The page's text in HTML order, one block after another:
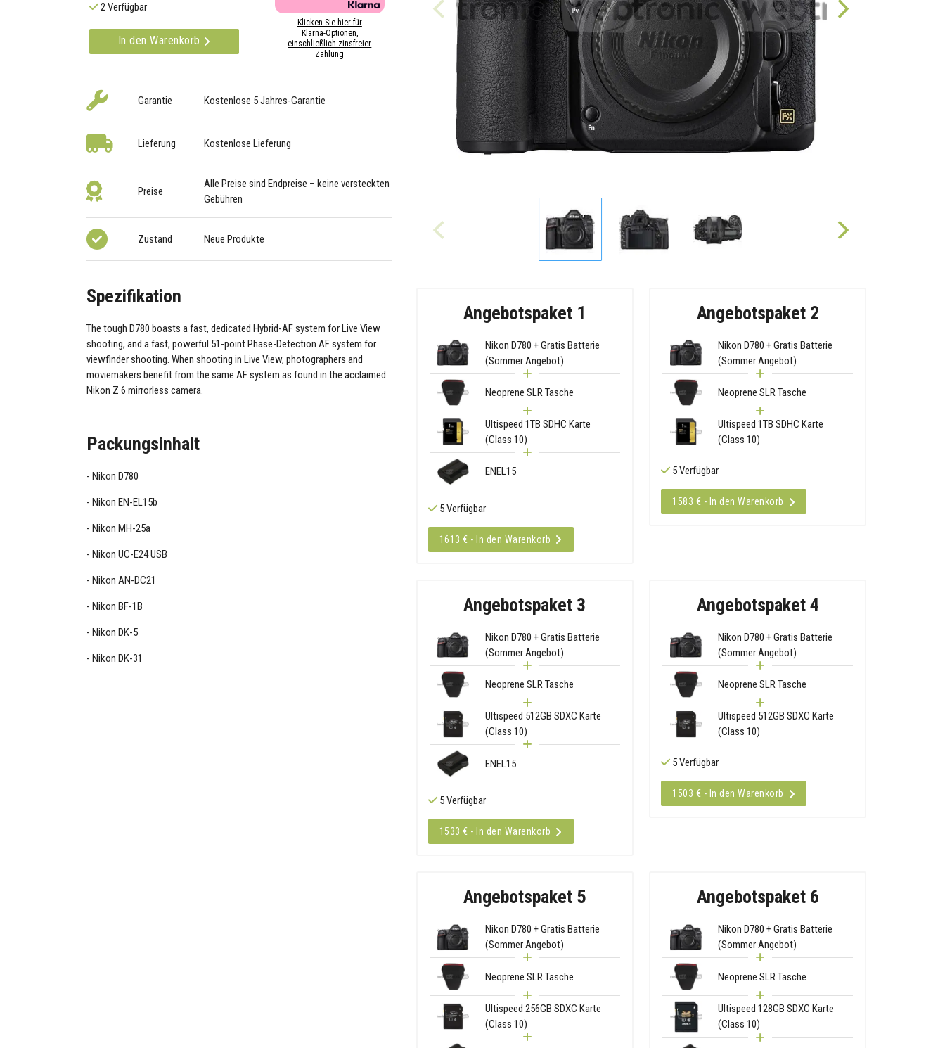
2 Verfügbar
In den Warenkorb
Klicken Sie hier für
Klarna-Optionen,
einschließlich zinsfreier
Zahlung
Garantie Kostenlose 5 Jahres-Garantie
Lieferung Kostenlose Lieferung
Preise
Alle Preise sind Endpreise – keine versteckten
Gebühren
Zustand Neue Produkte
Angebotspaket 1
Nikon D780 + Gratis Batterie
(Sommer Angebot)
Neoprene SLR Tasche
Ultispeed 1TB SDHC Karte
(Class 10)
ENEL15
5 Verfügbar
1613 € - In den Warenkorb
Angebotspaket 2
Nikon D780 + Gratis Batterie
(Sommer Angebot)
Neoprene SLR Tasche
Ultispeed 1TB SDHC Karte
(Class 10)
5 Verfügbar
1583 € - In den Warenkorb
Angebotspaket 3
Nikon D780 + Gratis Batterie
(Sommer Angebot)
Neoprene SLR Tasche
Ultispeed 512GB SDXC Karte
(Class 10)
ENEL15
5 Verfügbar
1533 € - In den Warenkorb
Angebotspaket 4
Nikon D780 + Gratis Batterie
(Sommer Angebot)
Neoprene SLR Tasche
Ultispeed 512GB SDXC Karte
(Class 10)
5 Verfügbar
1503 € - In den Warenkorb
Angebotspaket 5
Nikon D780 + Gratis Batterie
(Sommer Angebot)
Neoprene SLR Tasche
Ultispeed 256GB SDXC Karte
(Class 10)
Angebotspaket 6
Nikon D780 + Gratis Batterie
(Sommer Angebot)
Neoprene SLR Tasche
Ultispeed 128GB SDXC Karte
(Class 10)
Spezifikation
The tough D780 boasts a fast, dedicated Hybrid-AF system for Live View
shooting, and a fast, powerful 51-point Phase-Detection AF system for
viewfinder shooting. When shooting in Live View, photographers and
moviemakers benefit from the same AF system as found in the acclaimed
Nikon Z 6 mirrorless camera.
Packungsinhalt
Nikon D780
Nikon EN-EL15b
Nikon MH-25a
Nikon UC-E24 USB
Nikon AN-DC21
Nikon BF-1B
Nikon DK-5
Nikon DK-31